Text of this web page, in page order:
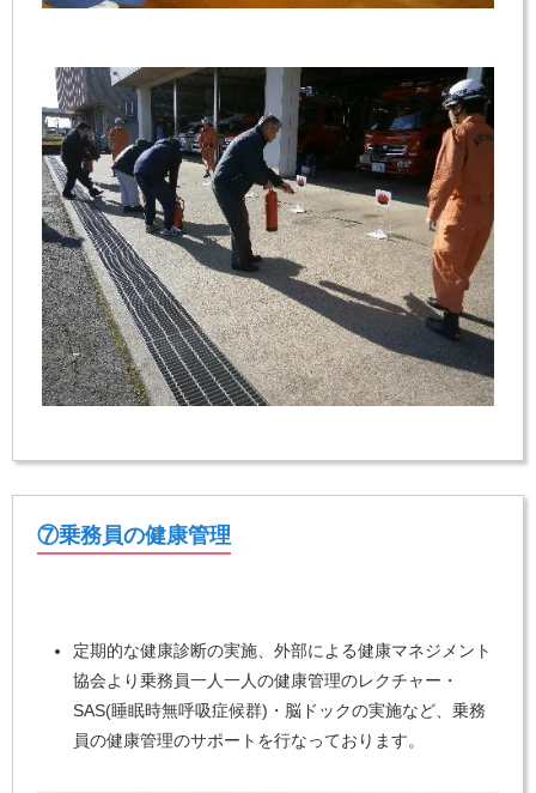
⑦乗務員の健康管理
定期的な健康診断の実施、外部による健康マネジメント
協会より乗務員一人一人の健康管理のレクチャー・
SAS(睡眠時無呼吸症候群)・脳ドックの実施など、乗務
員の健康管理のサポートを行なっております。